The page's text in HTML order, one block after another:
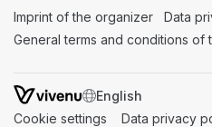
Imprint of the organizer (opens
Data
General terms and conditions of
SWITCH LANGUAGE
Cookie settings (opens in a new
Data privacy